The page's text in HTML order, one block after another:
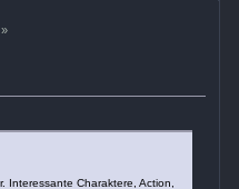
Interessante Charaktere, Action,